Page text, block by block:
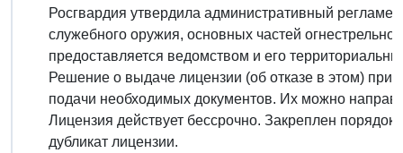
Росгвардия утвердила административный
служебного оружия, основных частей
предоставляется ведомством и его
Решение о выдаче лицензии (об отказе в этом)
подачи необходимых документов. Их можно
Лицензия действует бессрочно. Закреплен
дубликат лицензии.